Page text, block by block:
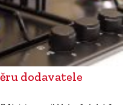
dodavatele